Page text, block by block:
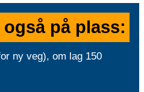
på plass:
ny veg), om lag 150